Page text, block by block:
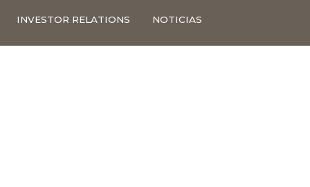
INVESTOR RELATIONS NOTICIAS